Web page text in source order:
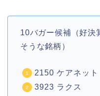
10バガー候補（好決
そうな銘柄）
2150 ケアネット
3923 ラクス